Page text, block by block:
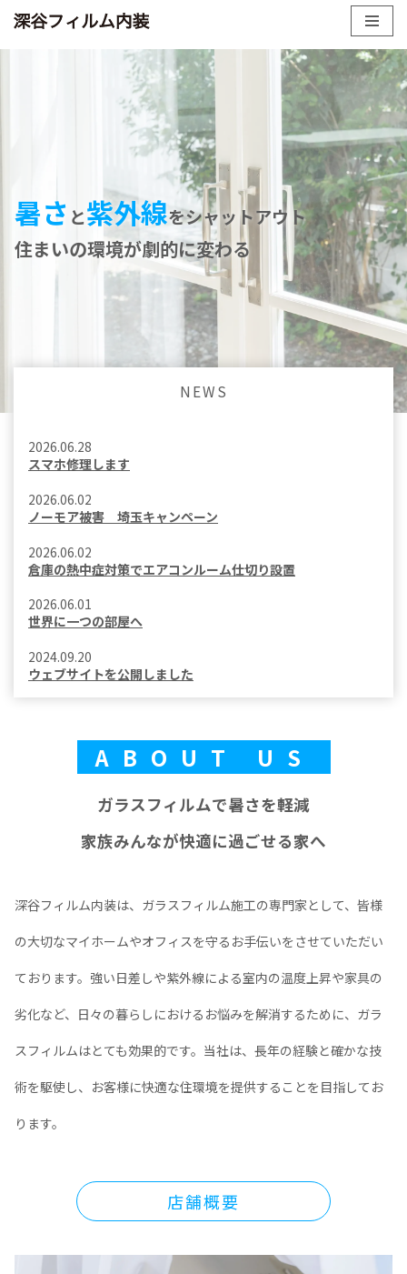
キ
ッ
プ
暑さ と紫外線をシャットアウト
住まいの環境が劇的に変わる
NEWS
スマホ修理します
2026.06.28
ノーモア被害 埼玉キャンペーン
2026.06.02
倉庫の熱中症対策でエアコンルーム仕切り設置
2026.06.02
世界に一つの部屋へ
2026.06.01
ウェブサイトを公開しました
2024.09.20
ABOUT US
ガラスフィルムで暑さを軽減
家族みんなが快適に過ごせる家へ
深谷フィルム内装は、ガラスフィルム施工の専門家として、皆様
の大切なマイホームやオフィスを守るお手伝いをさせていただい
ております。強い日差しや紫外線による室内の温度上昇や家具の
劣化など、日々の暮らしにおけるお悩みを解消するために、ガラ
スフィルムはとても効果的です。当社は、長年の経験と確かな技
術を駆使し、お客様に快適な住環境を提供することを目指してお
ります。
店舗概要